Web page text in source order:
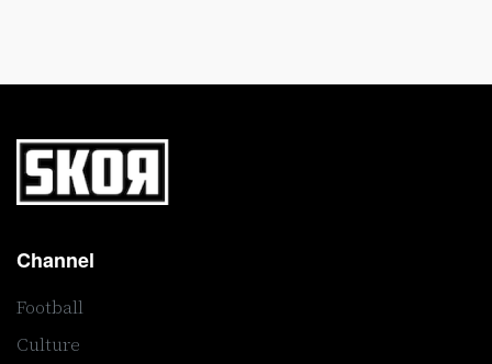
Channel
Football
Culture